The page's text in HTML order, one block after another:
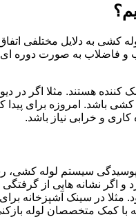
کشی به دلایل مختلفی
به صورت دوره ای
کننده هستند. مثلا اگر
کشی باشد. امروزه
و خرابی نیاز باشد.
سیستم لوله کشی،
نشانه هایی از
در سینک آشپزخانه
با کمک متخصصان لوله